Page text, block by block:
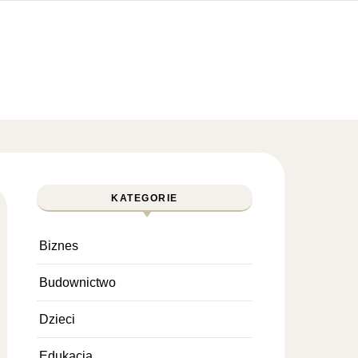
KATEGORIE
Biznes
Budownictwo
Dzieci